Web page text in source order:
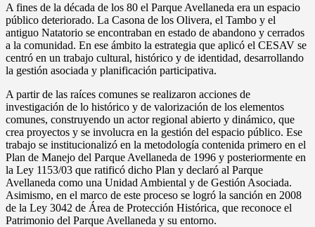
A fines de la década de los 80 el Parque Avellaneda era un espacio
público deteriorado. La Casona de los Olivera, el Tambo y el
antiguo Natatorio se encontraban en estado de abandono y cerrados
a la comunidad. En ese ámbito la estrategia que aplicó el CESAV se
centró en un trabajo cultural, histórico y de identidad, desarrollando
la gestión asociada y planificación participativa.
A partir de las raíces comunes se realizaron acciones de
investigación de lo histórico y de valorización de los elementos
comunes, construyendo un actor regional abierto y dinámico, que
crea proyectos y se involucra en la gestión del espacio público. Ese
trabajo se institucionalizó en la metodología contenida primero en el
Plan de Manejo del Parque Avellaneda de 1996 y posteriormente en
la Ley 1153/03 que ratificó dicho Plan y declaró al Parque
Avellaneda como una Unidad Ambiental y de Gestión Asociada.
Asimismo, en el marco de este proceso se logró la sanción en 2008
de la Ley 3042 de Área de Protección Histórica, que reconoce el
Patrimonio del Parque Avellaneda y su entorno.